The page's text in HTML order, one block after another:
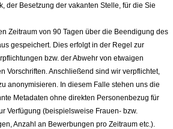
der Besetzung der vakanten Stelle, für die Sie
Zeitraum von 90 Tagen über die Beendigung des
gespeichert. Dies erfolgt in der Regel zur
bzw. der Abwehr von etwaigen
Vorschriften. Anschließend sind wir verpflichtet,
anonymisieren. In diesem Falle stehen uns die
Metadaten ohne direkten Personenbezug für
Verfügung (beispielsweise Frauen- bzw.
Anzahl an Bewerbungen pro Zeitraum etc.).